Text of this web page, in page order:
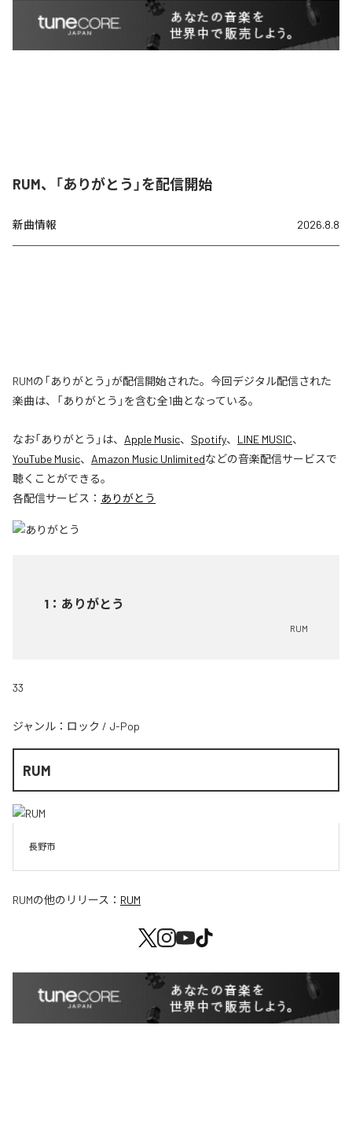
RUM、「ありがとう」を配信開始
新曲情報 2026.8.8
RUMの「ありがとう」が配信開始された。今回デジタル配信された
楽曲は、「ありがとう」を含む全1曲となっている。
なお「ありがとう 」は、 Apple Music、 Spotify、 LINE MUSIC、
YouTube Music、 Amazon Music Unlimitedなどの音楽配信サービスで
聴くことができる。
各配信サービス： ありがとう
1 ： ありがとう
RUM
33
ジャンル： ロック / J-Pop
RUM
長野市
RUMの他のリリース： RUM